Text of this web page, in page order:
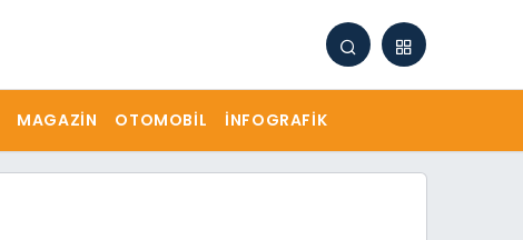
MAGAZIN OTOMOBIL İNFOGRAFIK